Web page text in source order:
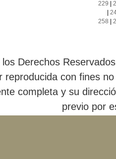
229
258
Derechos
reproducida con fines
completa y su
previo por